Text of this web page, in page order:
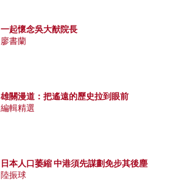
一起懷念吳大猷院長
廖書蘭
雄關漫道：把遙遠的歷史拉到眼前
編輯精選
日本人口萎縮 中港須先謀劃免步其後塵
陸振球